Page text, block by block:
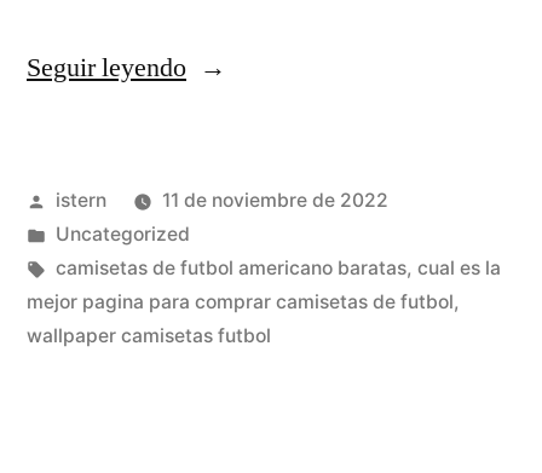
Seguir leyendo«comprar
league»
Publicado
por
istern
11 de noviembre de 2022
Publicado
en
Uncategorized
Etiquetas:
camisetas de futbol americano baratas, cual es la
mejor pagina para comprar camisetas de futbol,
wallpaper camisetas futbol